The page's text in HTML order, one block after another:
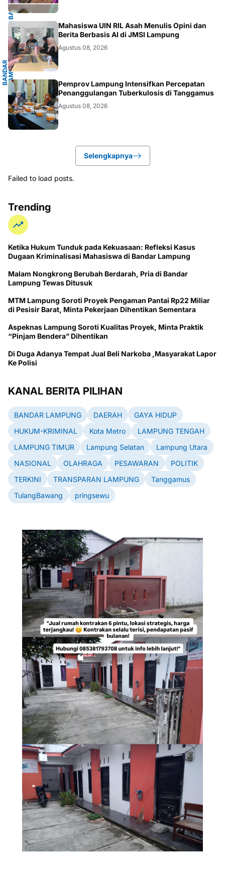
B
A
N
D
A
R
L
A
M
P
U
N
G
.
L
A
M
P
U
NG
Mahasiswa UIN RIL Asah Menulis Opini dan
Berita Berbasis AI di JMSI Lampung
Agustus 08, 2026
.LAMPUNG
Pemprov Lampung Intensifkan Percepatan
Penanggulangan Tuberkulosis di Tanggamus
Agustus 08, 2026
Selengkapnya
Failed to load posts.
Trending
Ketika Hukum Tunduk pada Kekuasaan: Refleksi Kasus
Dugaan Kriminalisasi Mahasiswa di Bandar Lampung
Malam Nongkrong Berubah Berdarah, Pria di Bandar
Lampung Tewas Ditusuk
MTM Lampung Soroti Proyek Pengaman Pantai Rp22 Miliar
di Pesisir Barat, Minta Pekerjaan Dihentikan Sementara
Aspeknas Lampung Soroti Kualitas Proyek, Minta Praktik
“Pinjam Bendera” Dihentikan
Di Duga Adanya Tempat Jual Beli Narkoba ,Masyarakat Lapor
Ke Polisi
KANAL BERITA PILIHAN
BANDAR LAMPUNG DAERAH
GAYA HIDUP
HUKUM-KRIMINAL
Kota Metro
LAMPUNG TENGAH
LAMPUNG TIMUR
Lampung Selatan
Lampung Utara
NASIONAL
OLAHRAGA PESAWARAN
POLITIK
TERKINI
TRANSPARAN LAMPUNG
Tanggamus
TulangBawang
pringsewu